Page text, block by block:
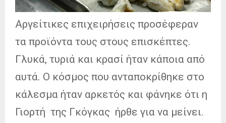
Αργείτικες επιχειρήσεις προσέφεραν
τα προϊόντα τους στους επισκέπτες.
Γλυκά, τυριά και κρασί ήταν κάποια από
αυτά. Ο κόσμος που ανταποκρίθηκε στο
κάλεσμα ήταν αρκετός και φάνηκε ότι η
Γιορτή της Γκόγκας ήρθε για να μείνει.